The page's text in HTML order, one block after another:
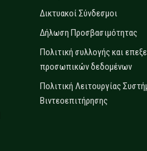
Δικτυακοί Σύνδεσμοι
Δήλωση Προσβασιμότητας
Πολιτική συλλογής και
προσωπικών δεδομένων
Πολιτική Λειτουργίας
Βιντεοεπιτήρησης